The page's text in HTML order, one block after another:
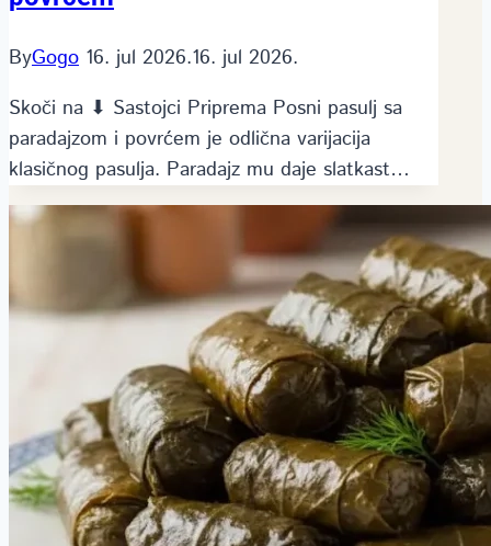
ByGogo 16. jul 2026.16. jul 2026.
Skoči na ⬇ Sastojci Priprema Posni pasulj sa
paradajzom i povrćem je odlična varijacija
klasičnog pasulja. Paradajz mu daje slatkast…